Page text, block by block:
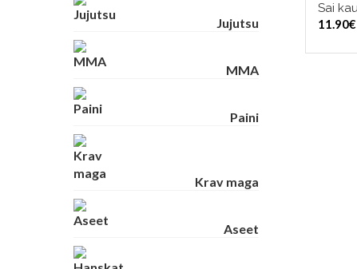
Sai
11.90€
Jujutsu
MMA
Paini
Krav maga
Aseet